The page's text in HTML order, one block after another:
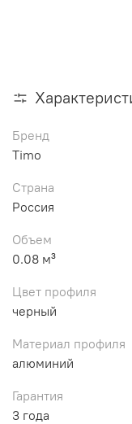
Бренд
Timo
Страна
Россия
Объем
0.08 м³
Цвет профиля
черный
Материал профиля
алюминий
Гарантия
3 года